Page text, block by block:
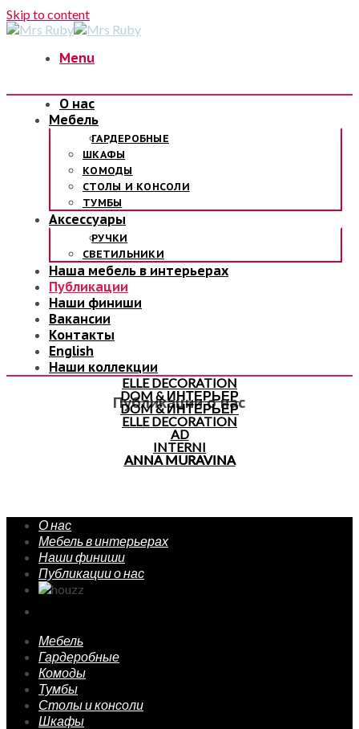
Skip to content
Menu
О нас
Мебель
ГАРДЕРОБНЫЕ
ШКАФЫ
КОМОДЫ
СТОЛЫ И КОНСОЛИ
ТУМБЫ
Аксессуары
РУЧКИ
СВЕТИЛЬНИКИ
Наша мебель в интерьерах
Публикации
Наши финиши
Вакансии
Контакты
English
Наши коллекции
Публикации о нас
ELLE DECORATION
DOM & ИНТЕРЬЕР
DOM & ИНТЕРЬЕР
ELLE DECORATION
AD
INTERNI
ANNA MURAVINA
ANNA MURAVINA
О нас
Мебель в интерьерах
Наши финиши
Публикации о нас
Мебель
Гардеробные
Комоды
Тумбы
Столы и консоли
Шкафы